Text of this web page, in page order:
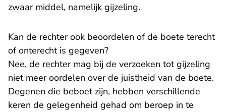
zwaar middel, namelijk gijzeling.
Kan de rechter ook beoordelen of de boete terecht
of onterecht is gegeven?
Nee, de rechter mag bij de verzoeken tot gijzeling
niet meer oordelen over de juistheid van de boete.
Degenen die beboet zijn, hebben verschillende
keren de gelegenheid gehad om beroep in te